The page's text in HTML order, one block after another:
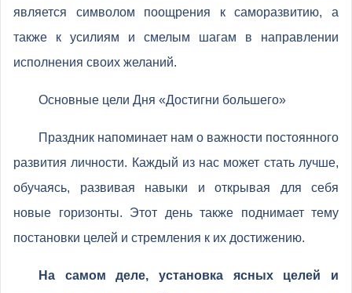
является символом поощрения к саморазвитию, а
также к усилиям и смелым шагам в направлении
исполнения своих желаний.
Основные цели Дня «Достигни большего»
Праздник напоминает нам о важности постоянного
развития личности. Каждый из нас может стать лучше,
обучаясь, развивая навыки и открывая для себя
новые горизонты. Этот день также поднимает тему
постановки целей и стремления к их достижению.
На самом деле, установка ясных целей и